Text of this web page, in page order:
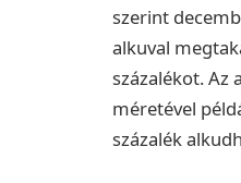
szerint
alkuval
százalékot.Az
méretével
százalék